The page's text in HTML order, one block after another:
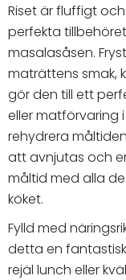
Riset är fluffigt
perfekta
masalasåsen.
maträttens smak,
gör den till ett
eller matförvaring
rehydrera
att avnjutas och
måltid med alla
köket.
Fylld med
detta en
rejäl lunch eller